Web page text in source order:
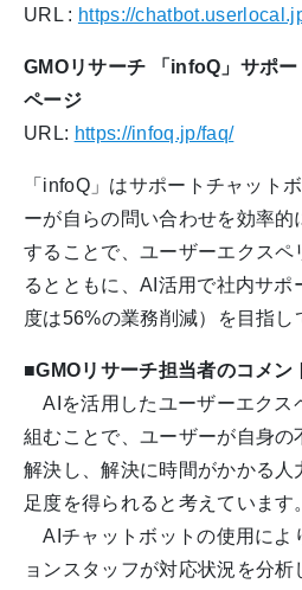
URL : https://
GMOリサーチ 「infoQ」サポ
ページ
URL: https://infoq.jp/faq/
「infoQ」はサポートチャット
ーが自らの問い合わせを効率的
することで、ユーザーエクスペ
るとともに、AI活用で社内サ
度は56%の業務削減）を目指し
■GMOリサーチ担当者のコメン
AIを活用したユーザーエクス
組むことで、ユーザーが自身の
解決し、解決に時間がかかる人
足度を得られると考えています
AIチャットボットの使用によ
ョンスタッフが対応状況を分